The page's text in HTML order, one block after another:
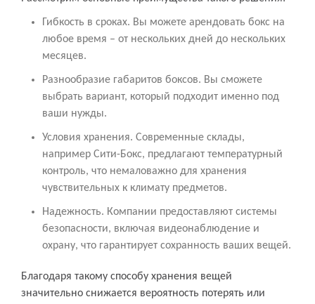
Гибкость в сроках. Вы можете арендовать бокс на
любое время – от нескольких дней до нескольких
месяцев.
Разнообразие габаритов боксов. Вы сможете
выбрать вариант, который подходит именно под
ваши нужды.
Условия хранения. Современные склады,
например Сити-Бокс, предлагают температурный
контроль, что немаловажно для хранения
чувствительных к климату предметов.
Надежность. Компании предоставляют системы
безопасности, включая видеонаблюдение и
охрану, что гарантирует сохранность ваших вещей.
Благодаря такому способу хранения вещей
значительно снижается вероятность потерять или